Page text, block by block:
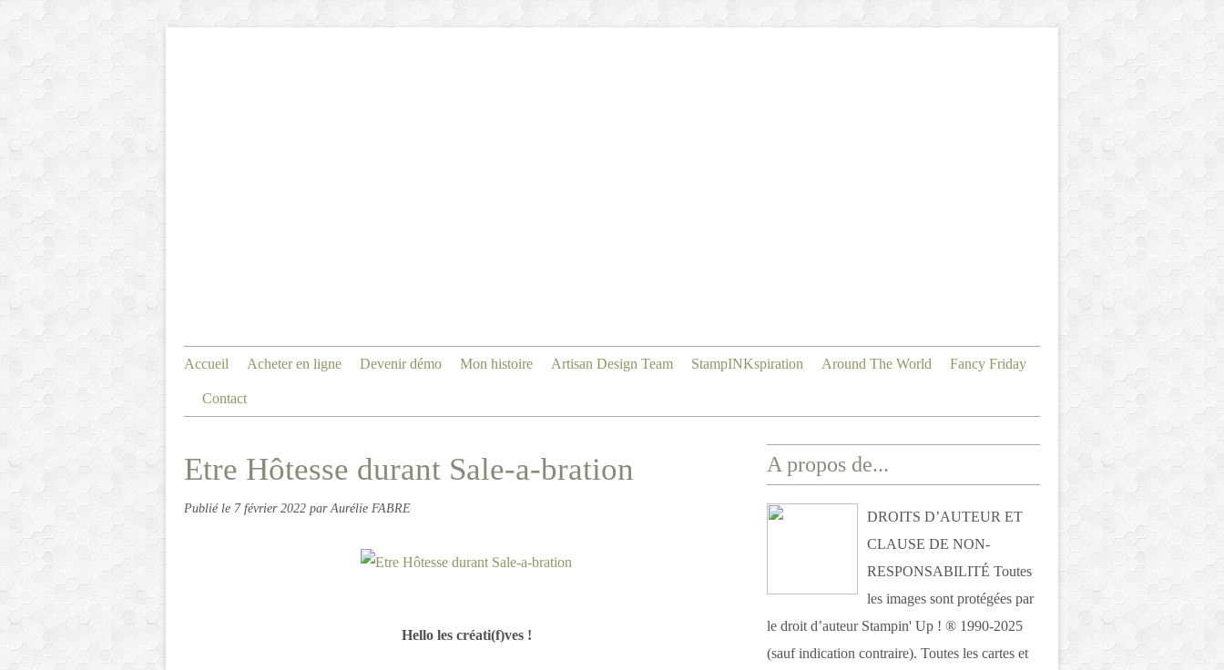
Accueil Acheter en ligne Devenir démo Mon histoire Artisan Design Team StampINKspiration Around The World Fancy Friday
Contact
Etre Hôtesse durant Sale-a-bration
Publié le 7 février 2022 par Aurélie FABRE
Hello les créati(f)ves !
A propos de...
DROITS D’AUTEUR ET
CLAUSE DE NON-
RESPONSABILITÉ Toutes
les images sont protégées par
le droit d’auteur Stampin' Up ! ® 1990-2025
(sauf indication contraire). Toutes les cartes et